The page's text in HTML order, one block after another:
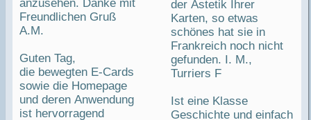
anzusehen. Danke mit
Freundlichen Gruß
A.M.
Guten Tag,
die bewegten E-Cards
sowie die Homepage
und deren Anwendung
ist hervorragend
der Ästetik Ihrer
Karten, so etwas
schönes hat sie in
Frankreich noch nicht
gefunden. I. M.,
Turriers F
Ist eine Klasse
Geschichte und einfach